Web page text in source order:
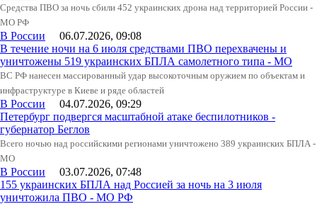
Средства ПВО за ночь сбили 452 украинских дрона над территорией России -
МО РФ
В России 06.07.2026, 09:08
В течение ночи на 6 июля средствами ПВО перехвачены и
уничтожены 519 украинских БПЛА самолетного типа - МО
ВС РФ нанесен массированный удар высокоточным оружием по объектам и
инфраструктуре в Киеве и ряде областей
В России 04.07.2026, 09:29
Петербург подвергся масштабной атаке беспилотников -
губернатор Беглов
Всего ночью над российскими регионами уничтожено 389 украинских БПЛА -
МО
В России 03.07.2026, 07:48
155 украинских БПЛА над Россией за ночь на 3 июля
уничтожила ПВО - МО РФ